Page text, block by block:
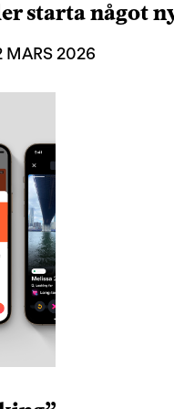
starta något
MARS 2026